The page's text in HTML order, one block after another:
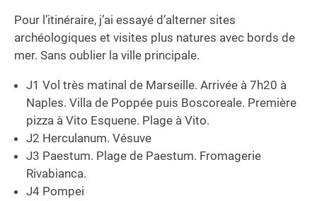
Pour l’itinéraire, j’ai essayé d’alterner sites
archéologiques et visites plus natures avec bords de
mer. Sans oublier la ville principale.
J1 Vol très matinal de Marseille. Arrivée à 7h20 à
Naples. Villa de Poppée puis Boscoreale. Première
pizza à Vito Esquene. Plage à Vito.
J2 Herculanum. Vésuve
J3 Paestum. Plage de Paestum. Fromagerie
Rivabianca.
J4 Pompei